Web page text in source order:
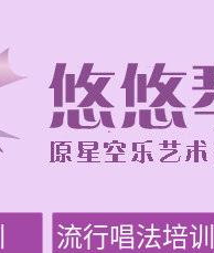
流行唱法培训